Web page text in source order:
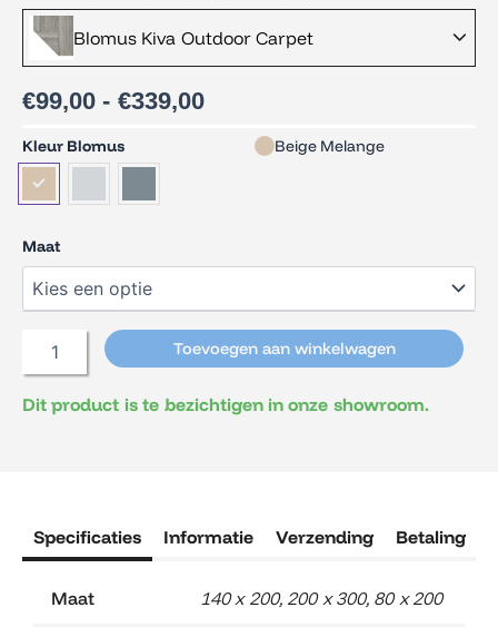
Blomus Kiva Outdoor Carpet
€99,00 - €339,00
Prijsklasse:
€99,00
tot
€339,00
Kleur Blomus Beige Melange
Maat
Blomus
Kiva
Outdoor
Toevoegen aan winkelwagen
Dit product is te bezichtigen in onze showroom.
Specificaties Informatie Verzending Betaling
Maat 140 x 200, 200 x 300, 80 x 200